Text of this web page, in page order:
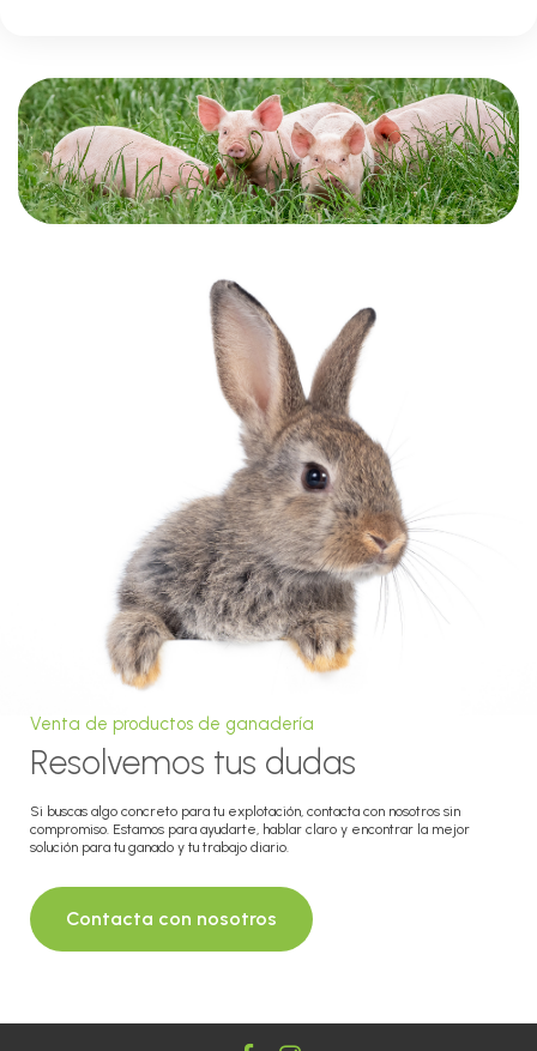
Venta de productos de ganadería
Resolvemos tus dudas
Si buscas algo concreto para tu explotación, contacta con nosotros sin
compromiso. Estamos para ayudarte, hablar claro y encontrar la mejor
solución para tu ganado y tu trabajo diario.
Contacta con nosotros